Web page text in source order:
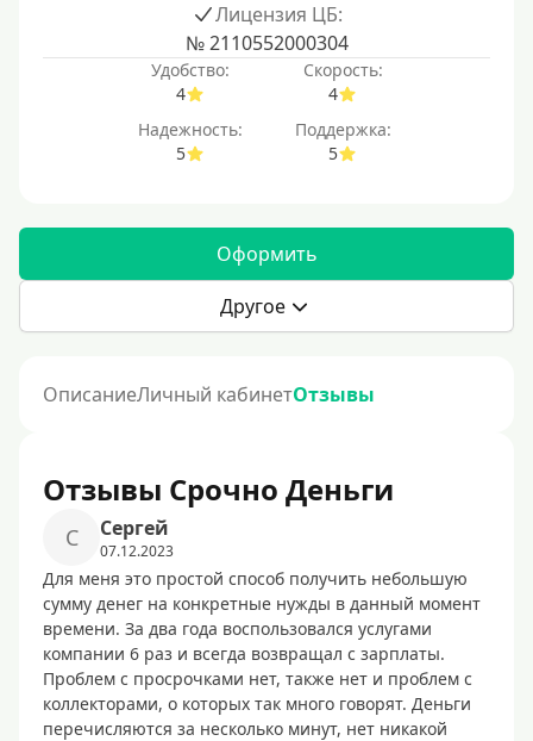
Лицензия ЦБ:
№ 2110552000304
Удобство:
4
Скорость:
4
Надежность:
5
Поддержка:
5
Оформить
Другое
ОписаниеЛичный кабинетОтзывы
Отзывы Срочно Деньги
С Сергей
07.12.2023
Для меня это простой способ получить небольшую
сумму денег на конкретные нужды в данный момент
времени. За два года воспользовался услугами
компании 6 раз и всегда возвращал с зарплаты.
Проблем с просрочками нет, также нет и проблем с
коллекторами, о которых так много говорят. Деньги
перечисляются за несколько минут, нет никакой